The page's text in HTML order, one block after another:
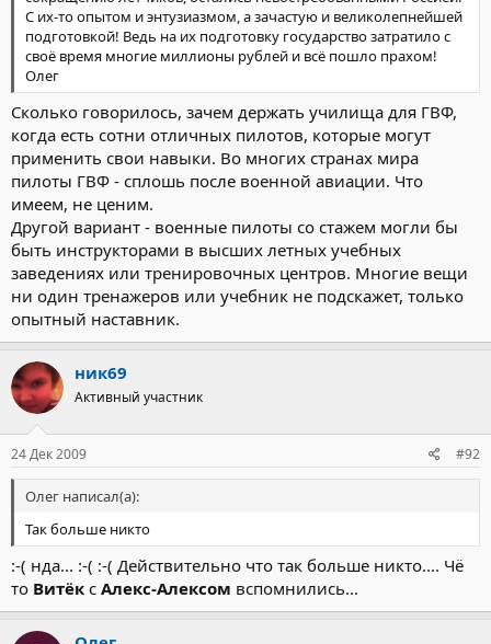
С их-то опытом и энтузиазмом, а зачастую и великолепнейшей
подготовкой! Ведь на их подготовку государство затратило с
своё время многие миллионы рублей и всё пошло прахом!
Олег
Сколько говорилось, зачем держать училища для ГВФ,
когда есть сотни отличных пилотов, которые могут
применить свои навыки. Во многих странах мира
пилоты ГВФ - сплошь после военной авиации. Что
имеем, не ценим.
Другой вариант - военные пилоты со стажем могли бы
быть инструкторами в высших летных учебных
заведениях или тренировочных центров. Многие вещи
ни один тренажеров или учебник не подскажет, только
опытный наставник.
ник69
Активный участник
24 Дек 2009 #92
Олег написал(а):
Так больше никто
:-( нда... :-( :-( Действительно что так больше никто.... Чё
то Витёк с Алекс-Алексом вспомнились...